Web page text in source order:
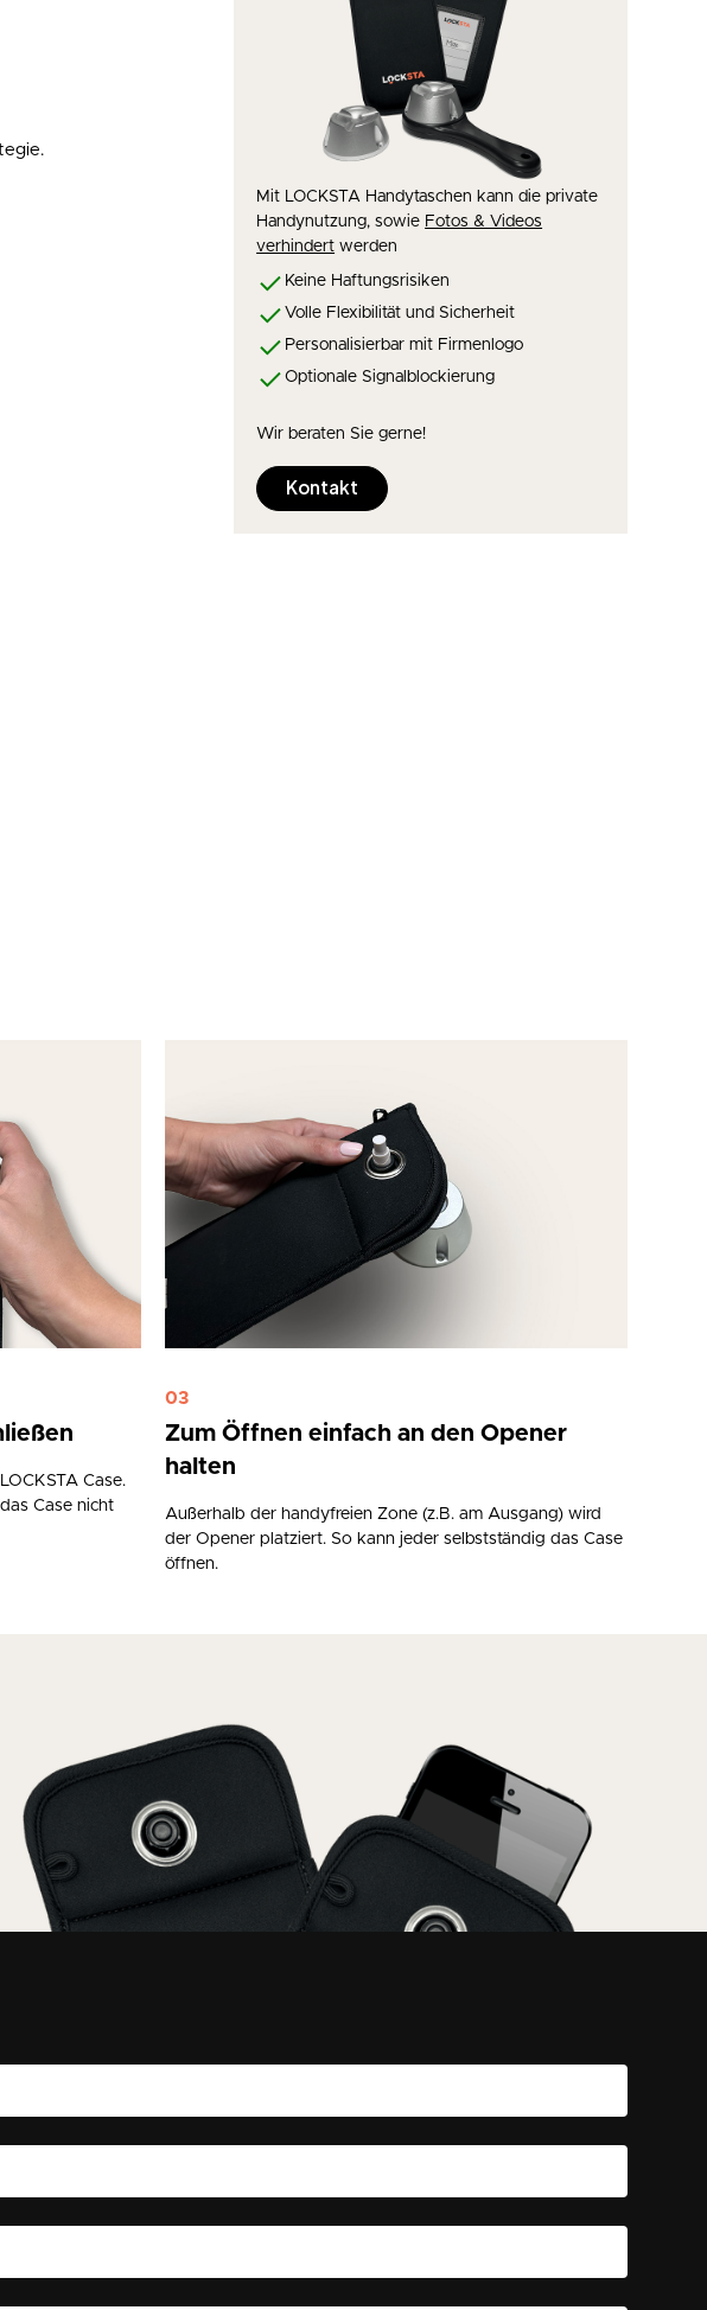
Mit LOCKSTA Handytaschen kann die private
Handynutzung, sowie Fotos & Videos
verhindert werden
Keine Haftungsrisiken
Volle Flexibilität und Sicherheit
Personalisierbar mit Firmenlogo
Optionale Signalblockierung
Wir beraten Sie gerne!
Kontakt
Case.
Case nicht
03
Zum Öffnen einfach an den Opener
halten
Außerhalb der handyfreien Zone (z.B. am Ausgang) wird
der Opener platziert. So kann jeder selbstständig das Case
öffnen.